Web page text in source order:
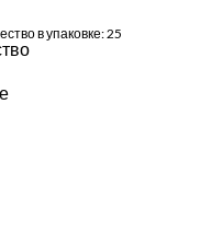
в упаковке: 25